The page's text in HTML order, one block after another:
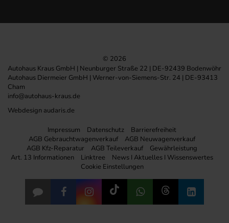
© 2026
Autohaus Kraus GmbH | Neunburger Straße 22 | DE-92439 Bodenwöhr
Autohaus Diermeier GmbH | Werner-von-Siemens-Str. 24 | DE-93413
Cham
info@autohaus-kraus.de
Webdesign audaris.de
Impressum Datenschutz
Barrierefreiheit
AGB Gebrauchtwagenverkauf
AGB Neuwagenverkauf
AGB Kfz-Reparatur
AGB Teileverkauf
Gewährleistung
Art. 13 Informationen
Linktree
News I Aktuelles I Wissenswertes
Cookie Einstellungen